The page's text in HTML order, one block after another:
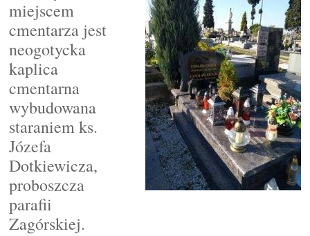
miejscem
cmentarza jest
neogotycka
kaplica
cmentarna
wybudowana
staraniem ks.
Józefa
Dotkiewicza,
proboszcza
parafii
Zagórskiej.